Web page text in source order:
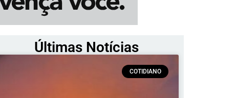
Últimas Notícias
COTIDIANO